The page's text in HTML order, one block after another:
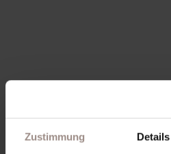
Zustimmung Details